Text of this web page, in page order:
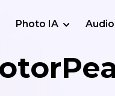
Photo IA